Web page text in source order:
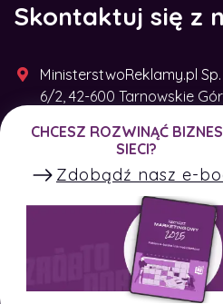
Skontaktuj się z
MinisterstwoReklamy.pl
6/2, 42-600 Tarnowskie
+48 791 493 287
Copyright ©
CHCESZ ROZWINĄĆ
SIECI?
Zdobądź nasz e-